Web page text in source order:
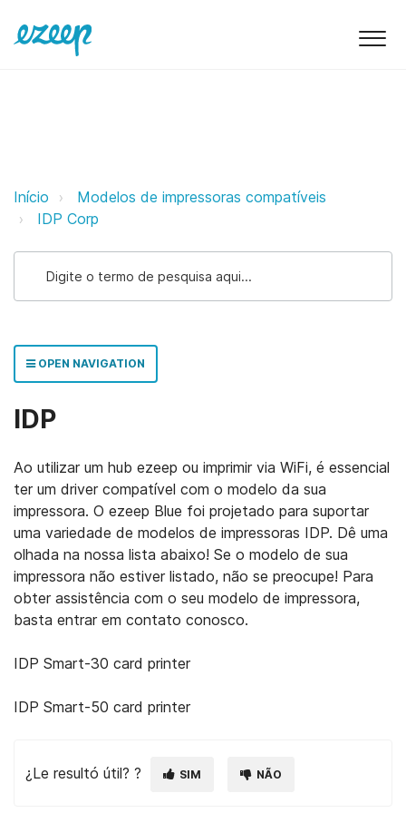
IDP ezeep Support Support
Início
Modelos de impressoras compatíveis
IDP Corp
OPEN NAVIGATION
IDP
Ao utilizar um hub ezeep ou imprimir via WiFi, é essencial
ter um driver compatível com o modelo da sua
impressora. O ezeep Blue foi projetado para suportar
uma variedade de modelos de impressoras IDP. Dê uma
olhada na nossa lista abaixo! Se o modelo de sua
impressora não estiver listado, não se preocupe! Para
obter assistência com o seu modelo de impressora,
basta entrar em contato conosco.
IDP Smart-30 card printer
IDP Smart-50 card printer
¿Le resultó útil? ? SIM NÃO